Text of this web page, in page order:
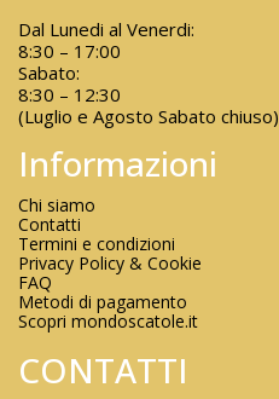
Dal Lunedi al Venerdi:
8:30 – 17:00
Sabato:
8:30 – 12:30
(Luglio e Agosto Sabato chiuso)
Informazioni
Chi siamo
Contatti
Termini e condizioni
Privacy Policy & Cookie
FAQ
Metodi di pagamento
Scopri mondoscatole.it
CONTATTI